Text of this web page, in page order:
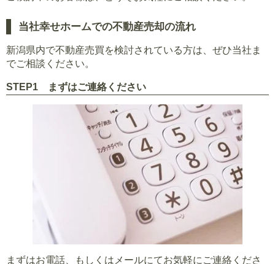
当社幸せホームでの不動産売却の流れ
新潟県内で不動産売買を検討されている方は、ぜひ当社ま
でご相談ください。
STEP1 まずはご連絡ください
まずはお電話、もしくはメールにてお気軽にご連絡くださ